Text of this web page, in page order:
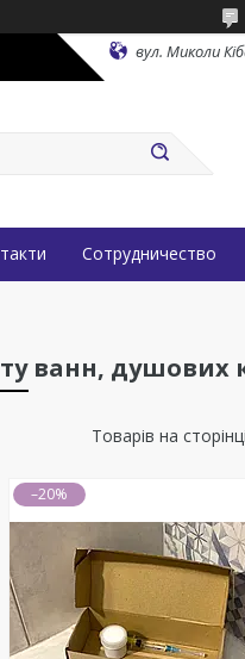
вул. Миколи
Сотрудничество
ванн, душових
–20%